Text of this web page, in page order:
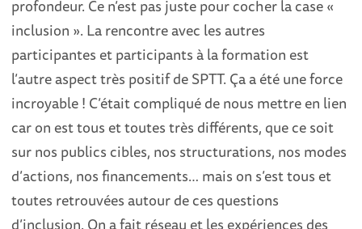
profondeur. Ce n’est pas juste pour cocher la case «
inclusion ». La rencontre avec les autres
participantes et participants à la formation est
l’autre aspect très positif de SPTT. Ça a été une force
incroyable ! C’était compliqué de nous mettre en lien
car on est tous et toutes très différents, que ce soit
sur nos publics cibles, nos structurations, nos modes
d’actions, nos financements… mais on s’est tous et
toutes retrouvées autour de ces questions
d’inclusion. On a fait réseau et les expériences des